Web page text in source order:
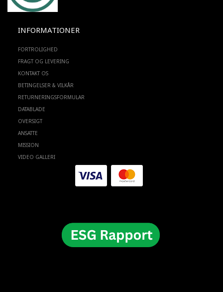
INFORMATIONER
FORTROLIGHED
FRAGT OG LEVERING
KONTAKT OS
BETINGELSER & VILKÅR
RETURNERINGSFORMULAR
DATABLADE
OVERSIGT
ANSATTE
MISSION
VIDEO GALLERI